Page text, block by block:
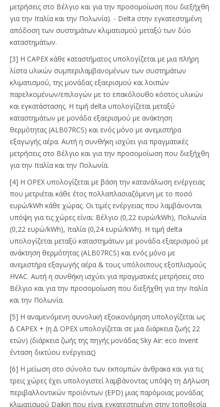
μετρήσεις στο Βέλγιο και για την προσομοίωση που διεξήχθη
για την Ιταλία και την Πολωνία). - Delta στην εγκατεστημένη
απόδοση των συστημάτων κλιματισμού μεταξύ των δύο
καταστημάτων.
[3] Η CAPEX κάθε καταστήματος υπολογίζεται με μια πλήρη
λίστα υλικών συμπεριλαμβανομένων των συστημάτων
κλιματισμού, της μονάδας εξαερισμού και λοιπών
παρελκομένων/επιλογών με το επακόλουθο κόστος υλικών
και εγκατάστασης. Η τιμή delta υπολογίζεται μεταξύ
καταστημάτων με μονάδα εξαερισμού με ανάκτηση
θερμότητας (ALB07RCS) και ενός μόνο με ανεμιστήρα
εξαγωγής αέρα. Αυτή η συνθήκη ισχύει για πραγματικές
μετρήσεις στο Βέλγιο και για την προσομοίωση που διεξήχθη
για την Ιταλία και την Πολωνία.
[4] Η OPEX υπολογίζεται με βάση την κατανάλωση ενέργειας
που μετριέται κάθε έτος πολλαπλασιαζόμενη με το ποσό
ευρώ/kWh κάθε χώρας. Οι τιμές ενέργειας που λαμβάνονται
υπόψη για τις χώρες είναι: Βέλγιο (0,22 ευρώ/kWh), Πολωνία
(0,22 ευρώ/kWh), Ιταλία (0,24 ευρώ/kWh). Η τιμή delta
υπολογίζεται μεταξύ καταστημάτων με μονάδα εξαερισμού με
ανάκτηση θερμότητας (ALB07RCS) και ενός μόνο με
ανεμιστήρα εξαγωγής αέρα & τους υπόλοιπους εξοπλισμούς
HVAC. Αυτή η συνθήκη ισχύει για πραγματικές μετρήσεις στο
Βέλγιο και για την προσομοίωση που διεξήχθη για την Ιταλία
και την Πολωνία.
[5] Η αναμενόμενη συνολική εξοικονόμηση υπολογίζεται ως
∆ CAPEX + (η ∆ OPEX υπολογίζεται σε μια διάρκεια ζωής 22
ετών) (διάρκεια ζωής της πηγής μονάδας Sky Air: eco Invent
ένταση δικτύου ενέργειας)
[6] Η μείωση στο σύνολο των εκπομπών άνθρακα και για τις
τρεις χώρες έχει υπολογιστεί λαμβάνοντας υπόψη τη Δήλωση
περιβαλλοντικών προϊόντων (EPD) μιας παρόμοιας μονάδας
κλιματισμού Daikin που είναι εγκατεστημένη στην τοποθεσία